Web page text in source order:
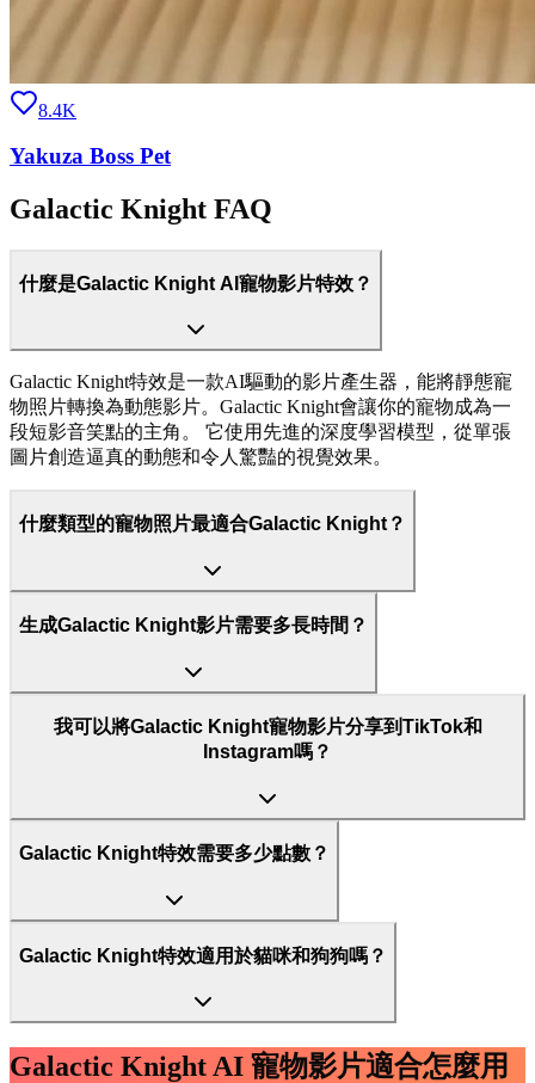
8.4K
Yakuza Boss Pet
Galactic Knight FAQ
什麼是Galactic Knight AI寵物影片特效？
Galactic Knight特效是一款AI驅動的影片產生器，能將靜態寵
物照片轉換為動態影片。Galactic Knight會讓你的寵物成為一
段短影音笑點的主角。 它使用先進的深度學習模型，從單張
圖片創造逼真的動態和令人驚豔的視覺效果。
什麼類型的寵物照片最適合Galactic Knight？
生成Galactic Knight影片需要多長時間？
我可以將Galactic Knight寵物影片分享到TikTok和
Instagram嗎？
Galactic Knight特效需要多少點數？
Galactic Knight特效適用於貓咪和狗狗嗎？
Galactic Knight AI 寵物影片適合怎麼用